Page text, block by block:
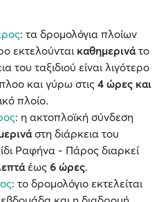
: τα δρομολόγια πλοίων
εκτελούνται καθημερινάτο
του ταξιδιού είναι λιγότερο
και γύρω στις 4 ώρες και
πλοίο.
: η ακτοπλοϊκή σύνδεση
στη διάρκεια του
Ραφήνα - Πάρος διαρκεί
έως 6 ώρες.
: το δρομολόγιο εκτελείται